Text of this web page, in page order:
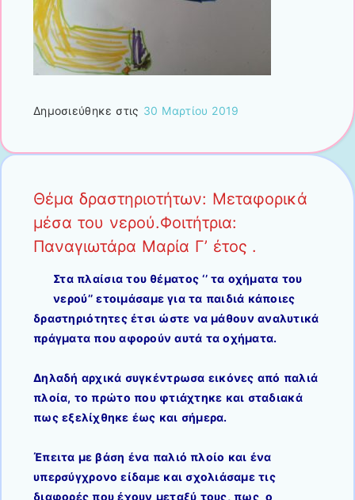
Δημοσιεύθηκε στις 30 Μαρτίου 2019
Θέμα δραστηριοτήτων: Μεταφορικά
μέσα του νερού.Φοιτήτρια:
Παναγιωτάρα Μαρία Γ’ έτος .
Στα πλαίσια του θέματος ‘’ τα οχήματα του
νερού’’ ετοιμάσαμε για τα παιδιά κάποιες
δραστηριότητες έτσι ώστε να μάθουν αναλυτικά
πράγματα που αφορούν αυτά τα οχήματα.
Δηλαδή αρχικά συγκέντρωσα εικόνες από παλιά
πλοία, το πρώτο που φτιάχτηκε και σταδιακά
πως εξελίχθηκε έως και σήμερα.
Έπειτα με βάση ένα παλιό πλοίο και ένα
υπερσύγχρονο είδαμε και σχολιάσαμε τις
διαφορές που έχουν μεταξύ τους, πως ο